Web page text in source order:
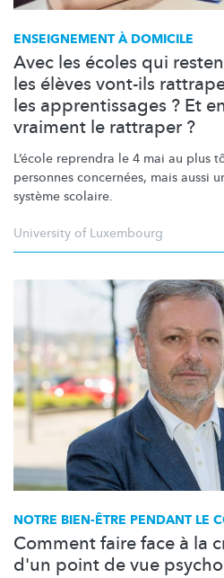
ENSEIGNEMENT À DOMICILE
Avec les écoles qui
les élèves vont-ils
les apprentissages ? Et
vraiment le rattraper ?
L’école reprendra le 4 mai au plus
personnes concernées, mais aussi
système scolaire.
University of Luxembourg
NOTRE BIEN-ÊTRE PENDANT LE
Comment faire face à la
d'un point de vue